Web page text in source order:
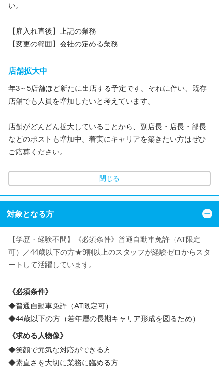
い。
【雇入れ直後】上記の業務
【変更の範囲】会社の定める業務
店舗拡大中
年3～5店舗ほど新たに出店する予定です。それに伴い、既存
店舗でも人員を増加したいと考えています。
店舗がどんどん拡大していることから、副店長・店長・部長
などのポストも増加中。着実にキャリアを築きたい方はぜひ
ご応募ください。
閉じる
対象となる方
【学歴・経験不問】《必須条件》普通自動車免許（AT限定
可）／44歳以下の方★9割以上のスタッフが経験ゼロからスタ
ートして活躍しています。
《必須条件》
◆普通自動車免許（AT限定可）
◆44歳以下の方（若年層の長期キャリア形成を図るため）
《求める人物像》
◆笑顔で元気な対応ができる方
◆素直さを大切に業務に臨める方